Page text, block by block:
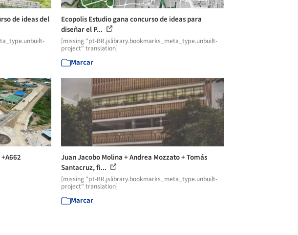
de ideas del
Ecopolis Estudio gana concurso de ideas para
diseñar el P...
[missing "pt-BR.jslibrary.bookmarks_meta_type.unbuilt-
project" translation]
Marcar
Juan Jacobo Molina + Andrea Mozzato + Tomás
Santacruz, fi...
[missing "pt-BR.jslibrary.bookmarks_meta_type.unbuilt-
project" translation]
Marcar